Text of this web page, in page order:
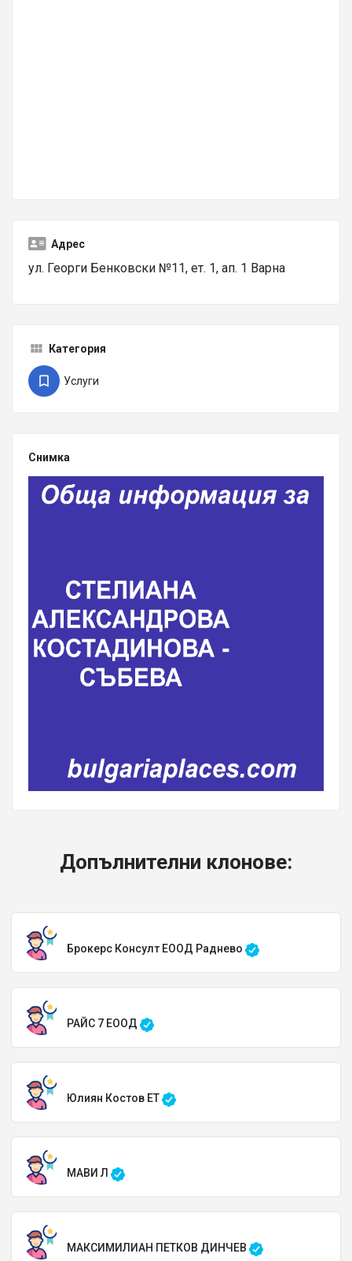
Адрес
ул. Георги Бенковски №11, ет. 1, ап. 1 Варна
Категория
Услуги
Снимка
Допълнителни клонове:
Брокерс Консулт ЕООД Раднево
РАЙС 7 ЕООД
Юлиян Костов ЕТ
МАВИ Л
МАКСИМИЛИАН ПЕТКОВ ДИНЧЕВ